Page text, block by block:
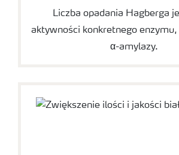
Liczba opadania Hagberga
aktywności konkretnego
α-amylazy.